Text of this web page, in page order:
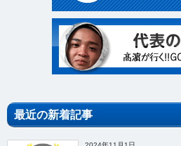
最近の新着記事